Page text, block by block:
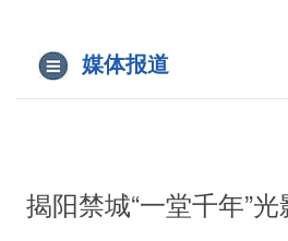
媒体报道
揭阳禁城“一堂千年”